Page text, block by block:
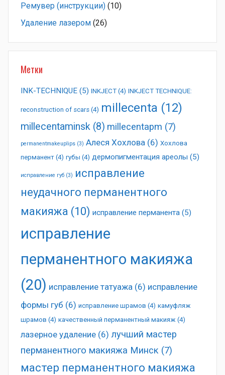
Ремувер (инструкции) (10)
Удаление лазером (26)
Метки
INK-TECHNIQUE (5) INKJECT (4) INKJECT TECHNIQUE:
reconstruction of scars (4) millecenta (12)
millecentaminsk (8) millecentapm (7)
permanentmakeuplips (3) Алеся Хохлова (6) Хохлова
перманент (4) губы (4) дермопигментация ареолы (5)
исправление губ (3) исправление
неудачного перманентного
макияжа (10) исправление перманента (5)
исправление
перманентного макияжа
(20) исправление татуажа (6) исправление
формы губ (6) исправление шрамов (4) камуфляж
шрамов (4) качественный перманентный макияж (4)
лазерное удаление (6) лучший мастер
перманентного макияжа Минск (7)
мастер перманентного макияжа